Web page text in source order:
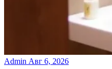
Admin Авг 6, 2026